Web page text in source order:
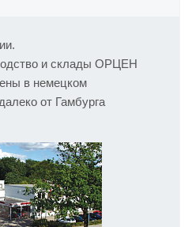
и склады ОРЦЕН
в немецком
от Гамбурга